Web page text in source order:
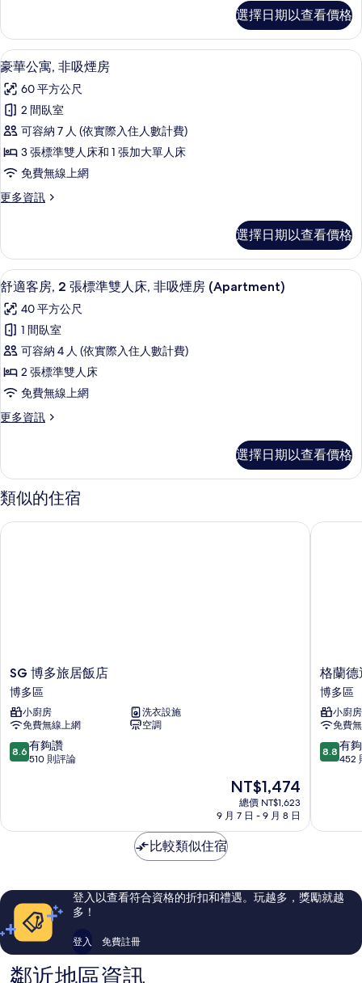
房
的
所
有
相
片
公
寓,
非
煙
房
的
詳
情
選擇日期以查看價格
顯
示
豪
華
公
寓,
吸
房
的
所
有
相
片
豪華公寓, 非吸煙房 | 免費無線上網、
25
豪華公寓, 非吸煙房
60 平方公尺
2 間臥室
可容納 7 人 (依實際入住人數計費)
3 張標準雙人床和 1 張加大單人床
免費無線上網
更多資訊
更
公
寓,
非
煙
房
的
詳
情
選擇日期以查看價格
顯
示
舒
適
客
房,
張
準
雙
人
床,
所
有
相
舒適客房, 2 張標準雙人床, 非吸煙房
28
舒適客房, 2 張標準雙人床, 非吸煙房 (Apartment)
40 平方公尺
1 間臥室
可容納 4 人 (依實際入住人數計費)
2 張標準雙人床
免費無線上網
更多資訊
更
客
房,
2
標
(Apartment)
的
詳
情
選擇日期以查看價格
類似的住宿
SG
博
多
旅
居
飯
店
SG 博多旅居飯店
博多區
小廚房
洗衣設施
免費無線上網
空調
8.6
分，
有
則
評
8.6 有夠讚
510 則評論
現
在
價
NT$1,474
總價 NT$1,623
9 月 7 日 - 9 月 8 日
SG 博多旅居飯店
格
蘭
德
運
河
邊
寓
格蘭德
博多區
小廚房
免費
8.8
分，
有
則
評
8.8 有
452
格蘭德
比較類似住宿
登入以查看符合資格的折扣和禮遇。玩越多，獎勵就越
多！
登入 免費註冊